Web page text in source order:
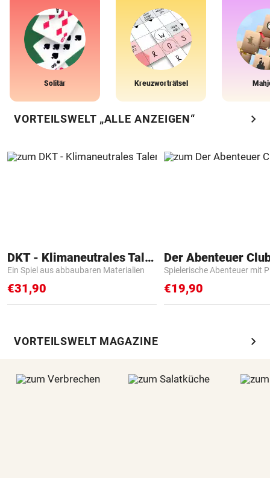
Solitär Kreuzworträtsel
VORTEILSWELT „ALLE ANZEIGEN“ chevron_right
DKT - Klimaneutrales Talent
Ein Spiel aus abbaubaren Materialien
€31,90
Der Abenteuer
Spielerische Abenteuer mit
€19,90
VORTEILSWELT MAGAZINE chevron_right